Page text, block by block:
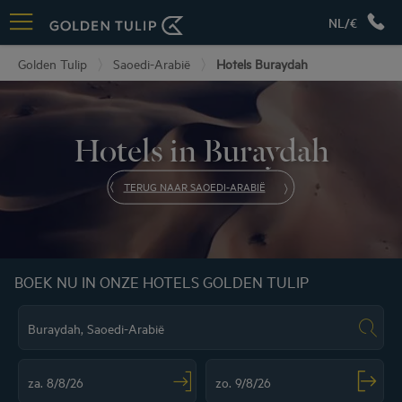
NL/€
Golden Tulip Saoedi-Arabië Hotels Buraydah
Hotels in Buraydah
TERUG NAAR SAOEDI-ARABIË
BOEK NU IN ONZE HOTELS GOLDEN TULIP